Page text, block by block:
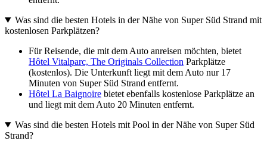
Was sind die besten Hotels in der Nähe von Super Süd Strand mit
kostenlosen Parkplätzen?
Für Reisende, die mit dem Auto anreisen möchten, bietet
Hôtel Vitalparc, The Originals Collection Parkplätze
(kostenlos). Die Unterkunft liegt mit dem Auto nur 17
Minuten von Super Süd Strand entfernt.
Hôtel La Baignoire bietet ebenfalls kostenlose Parkplätze an
und liegt mit dem Auto 20 Minuten entfernt.
Was sind die besten Hotels mit Pool in der Nähe von Super Süd
Strand?